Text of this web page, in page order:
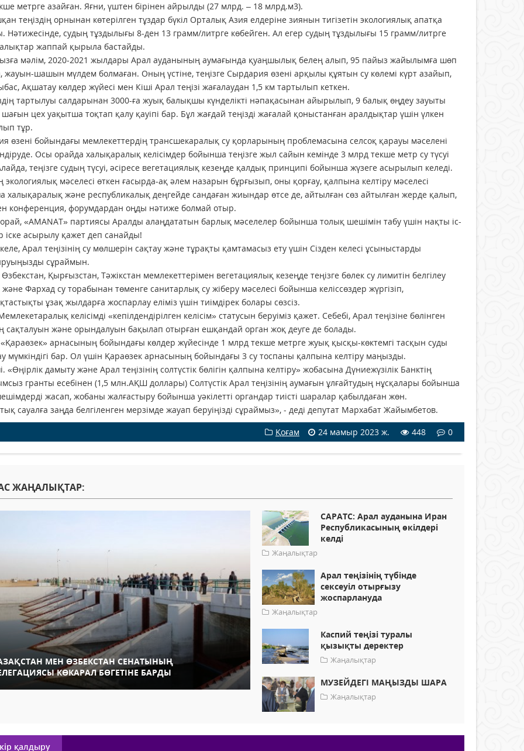
метрге азайған. Яғни, үштен бірінен айрылды (27 млрд. – 18 млрд.м3).
теңіздің орнынан көтерілген тұздар бүкіл Орталық Азия елдеріне зиянын тигізетін экологиялық апатқа
Нәтижесінде, судың тұздылығы 8-ден 13 грамм/литрге көбейген. Ал егер судың тұздылығы 15 грамм/литрге
жаппай қырыла бастайды.
мәлім, 2020-2021 жылдары Арал ауданының аумағында қуаңшылық белең алып, 95 пайыз жайылымға шөп
шашын мүлдем болмаған. Оның үстіне, теңізге Сырдария өзені арқылы құятын су көлемі күрт азайып,
Ақшатау көлдер жүйесі мен Кіші Арал теңізі жағалаудан 1,5 км тартылып кеткен.
тартылуы салдарынан 3000-ға жуық балықшы күнделікті нәпақасынан айырылып, 9 балық өңдеу зауыты
цех уақытша тоқтап қалу қауіпі бар. Бұл жағдай теңізді жағалай қоныстанған аралдықтар үшін үлкен
тұр.
өзені бойындағы мемлекеттердің трансшекаралық су қорларының проблемасына селсоқ қарауы мәселені
Осы орайда халықаралық келісімдер бойынша теңізге жыл сайын кемінде 3 млрд текше метр су түсуі
теңізге судың түсуі, әсіресе вегетациялық кезеңде қалдық принципі бойынша жүзеге асырылып келеді.
экологиялық мәселесі өткен ғасырда-ақ әлем назарын бұрғызып, оны қорғау, қалпына келтіру мәселесі
халықаралық және республикалық деңгейде сандаған жиындар өтсе де, айтылған сөз айтылған жерде қалып,
конференция, форумдардан оңды нәтиже болмай отыр.
«AMANAT» партиясы Аралды алаңдататын барлық мәселелер бойынша толық шешімін табу үшін нақты іс-
іске асырылу қажет деп санайды!
Арал теңізінің су мөлшерін сақтау және тұрақты қамтамасыз ету үшін Сізден келесі ұсыныстарды
сұраймын.
Өзбекстан, Қырғызстан, Тәжікстан мемлекеттерімен вегетациялық кезеңде теңізге бөлек су лимитін белгілеу
Фархад су торабынан төменге санитарлық су жіберу мәселесі бойынша келіссөздер жүргізіп,
ұзақ жылдарға жоспарлау еліміз үшін тиімдірек болары сөзсіз.
келісімді «кепілдендірілген келісім» статусын беруіміз қажет. Себебі, Арал теңізіне бөлінген
сақталуын және орындалуын бақылап отырған ешқандай орган жоқ деуге де болады.
арнасының бойындағы көлдер жүйесінде 1 млрд текше метрге жуық қысқы-көктемгі тасқын суды
мүмкіндігі бар. Ол үшін Қараөзек арнасының бойындағы 3 су тоспаны қалпына келтіру маңызды.
«Өңірлік дамыту және Арал теңізінің солтүстік бөлігін қалпына келтіру» жобасына Дүниежүзілік Банктің
гранты есебінен (1,5 млн.АҚШ доллары) Солтүстік Арал теңізінің аумағын ұлғайтудың нұсқалары бойынша
жасап, жобаны жалғастыру бойынша уәкілетті органдар тиісті шаралар қабылдаған жөн.
сауалға заңда белгіленген мерзімде жауап беруіңізді сұраймыз», - деді депутат Мархабат Жайымбетов.
Қоғам
24 мамыр 2023 ж. 448 0
ЖАҢАЛЫҚТАР:
МЕН ӨЗБЕКСТАН СЕНАТЫНЫҢ
КӨКАРАЛ БӨГЕТІНЕ БАРДЫ
САРАТС: Арал ауданына Иран
Республикасының өкілдері
келді
Жаңалықтар
Арал теңізінің түбінде
сексеуіл отырғызу
жоспарлануда
Жаңалықтар
Каспий теңізі туралы
қызықты деректер
Жаңалықтар
МУЗЕЙДЕГІ МАҢЫЗДЫ ШАРА
Жаңалықтар
қалдыру